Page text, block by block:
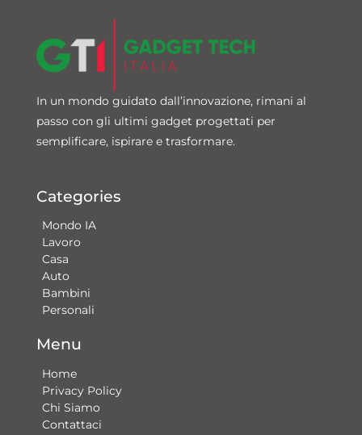
In un mondo guidato dall’innovazione, rimani al
passo con gli ultimi gadget progettati per
semplificare, ispirare e trasformare.
Categories
Mondo IA
Lavoro
Casa
Auto
Bambini
Personali
Menu
Home
Privacy Policy
Chi Siamo
Contattaci​